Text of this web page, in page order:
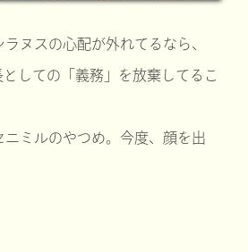
ヌスの心配が外れてるなら、
しての「義務」を放棄してるこ
ニミルのやつめ。今度、顔を出